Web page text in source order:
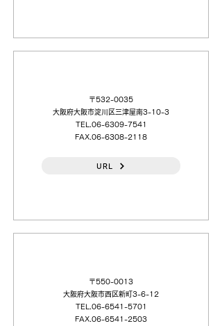
〒532-0035
大阪府大阪市淀川区三津屋南3-10-3
TEL.06-6309-7541
FAX.06-6308-2118
URL
〒550-0013
大阪府大阪市西区新町3-6-12
TEL.06-6541-5701
FAX.06-6541-2503